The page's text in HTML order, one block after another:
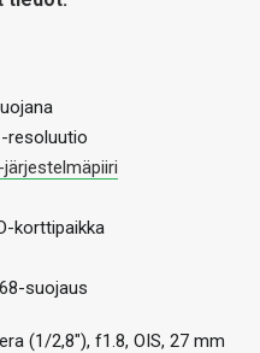
-resoluutio
korttipaikka
suojaus
(1/2,8″), f1.8, OIS, 27 mm